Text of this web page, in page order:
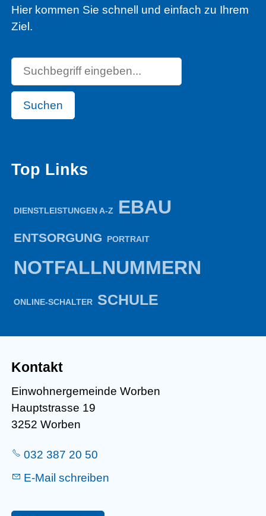
Hier kommen Sie schnell und einfach zu Ihrem
Ziel.
Suchen
Top Links
DIENSTLEISTUNGEN A-Z EBAU
ENTSORGUNG PORTRAIT
NOTFALLNUMMERN
ONLINE-SCHALTER SCHULE
Kontakt
Einwohnergemeinde Worben
Hauptstrasse 19
3252 Worben
032 387 20 50
E-Mail schreiben